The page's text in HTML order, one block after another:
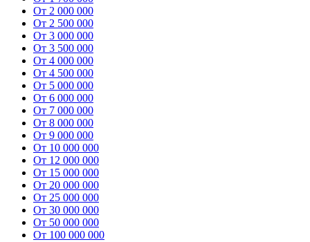
От 2 000 000
От 2 500 000
От 3 000 000
От 3 500 000
От 4 000 000
От 4 500 000
От 5 000 000
От 6 000 000
От 7 000 000
От 8 000 000
От 9 000 000
От 10 000 000
От 12 000 000
От 15 000 000
От 20 000 000
От 25 000 000
От 30 000 000
От 50 000 000
От 100 000 000